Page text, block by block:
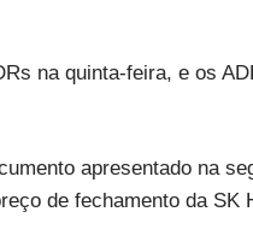
na quinta-feira, e os
apresentado na
de fechamento da SK